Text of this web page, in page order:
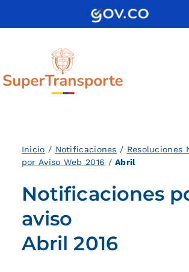
Inicio / Notificaciones / Resoluciones
por Aviso Web 2016 /Abril
Notificaciones
aviso
Abril 2016